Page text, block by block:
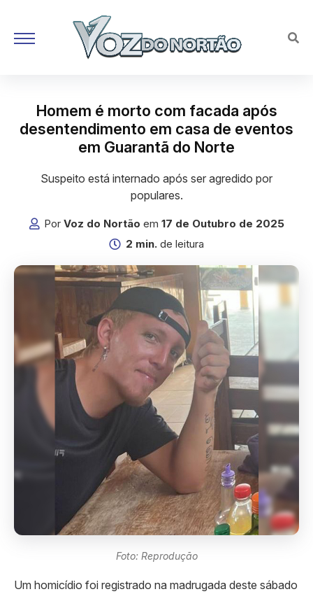
Homem é morto com facada após
desentendimento em casa de eventos
em Guarantã do Norte
Suspeito está internado após ser agredido por
populares.
Por Voz do Nortão em 17 de Outubro de 2025
2 min. de leitura
Foto: Reprodução
Um homicídio foi registrado na madrugada deste sábado